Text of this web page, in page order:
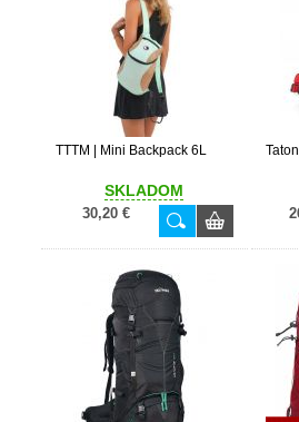
TTTM | Mini Backpack 6L
SKLADOM
30,20 €